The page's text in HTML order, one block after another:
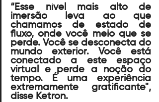
“Esse nível mais alto de
imersão leva ao que
chamamos de estado de
fluxo, onde você meio que se
perde. Você se desconecta do
mundo exterior. Você está
conectado a este espaço
virtual e perde a noção do
tempo. É uma experiência
extremamente gratificante",
disse Ketron.